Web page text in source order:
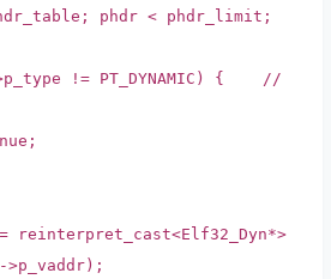
phdr < phdr_limit;
!= PT_DYNAMIC) {
//
;
reinterpret_cast<Elf32_Dyn*>